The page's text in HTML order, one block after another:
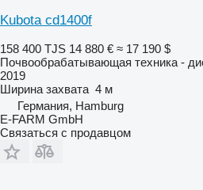
Kubota cd1400f
158 400 TJS 14 880 € ≈ 17 190 $
Почвообрабатывающая техника -
2019
Ширина захвата 4 м
Германия, Hamburg
E-FARM GmbH
Связаться с продавцом